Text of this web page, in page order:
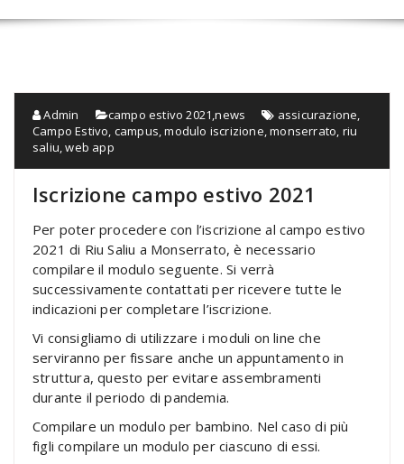
Admin campo estivo 2021,news assicurazione,
Campo Estivo, campus,modulo iscrizione,monserrato, riu
saliu,web app
Iscrizione campo estivo 2021
Per poter procedere con l’iscrizione al campo estivo
2021 di Riu Saliu a Monserrato, è necessario
compilare il modulo seguente. Si verrà
successivamente contattati per ricevere tutte le
indicazioni per completare l’iscrizione.
Vi consigliamo di utilizzare i moduli on line che
serviranno per fissare anche un appuntamento in
struttura, questo per evitare assembramenti
durante il periodo di pandemia.
Compilare un modulo per bambino. Nel caso di più
figli compilare un modulo per ciascuno di essi.